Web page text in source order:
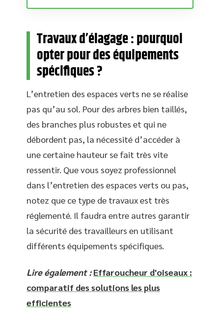
Travaux d’élagage : pourquoi
opter pour des équipements
spécifiques ?
L’entretien des espaces verts ne se réalise
pas qu’au sol. Pour des arbres bien taillés,
des branches plus robustes et qui ne
débordent pas, la nécessité d’accéder à
une certaine hauteur se fait très vite
ressentir. Que vous soyez professionnel
dans l’entretien des espaces verts ou pas,
notez que ce type de travaux est très
réglementé. Il faudra entre autres garantir
la sécurité des travailleurs en utilisant
différents équipements spécifiques.
Lire également : Effaroucheur d'oiseaux :
comparatif des solutions les plus
efficientes